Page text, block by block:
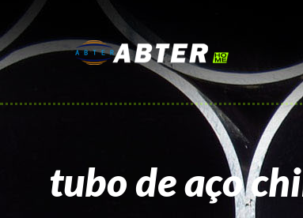
tubo de aço